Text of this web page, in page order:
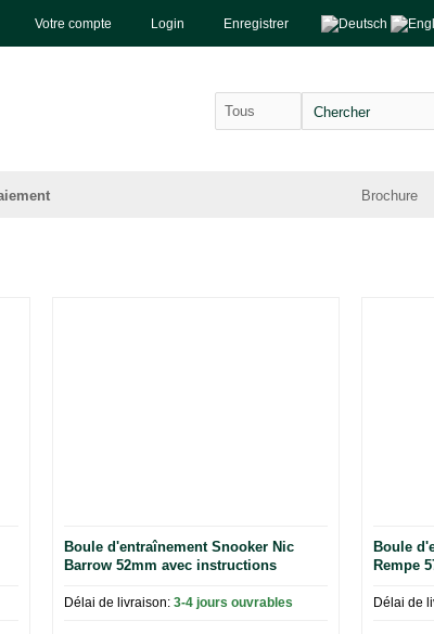
Enregistrer
Login
Votre compte
Brochure
Boule d'entraînement Snooker Nic
Barrow 52mm avec instructions
Délai de livraison: 3-4 jours ouvrables
Boule
Rempe
Délai de